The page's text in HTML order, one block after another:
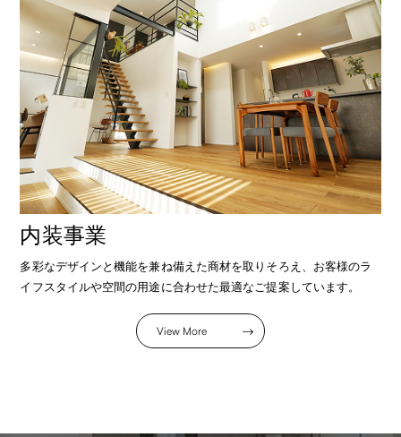
内装事業
多彩なデザインと機能を兼ね備えた商材を取りそろえ、お客様のラ
イフスタイルや空間の用途に合わせた最適なご提案しています。
View More